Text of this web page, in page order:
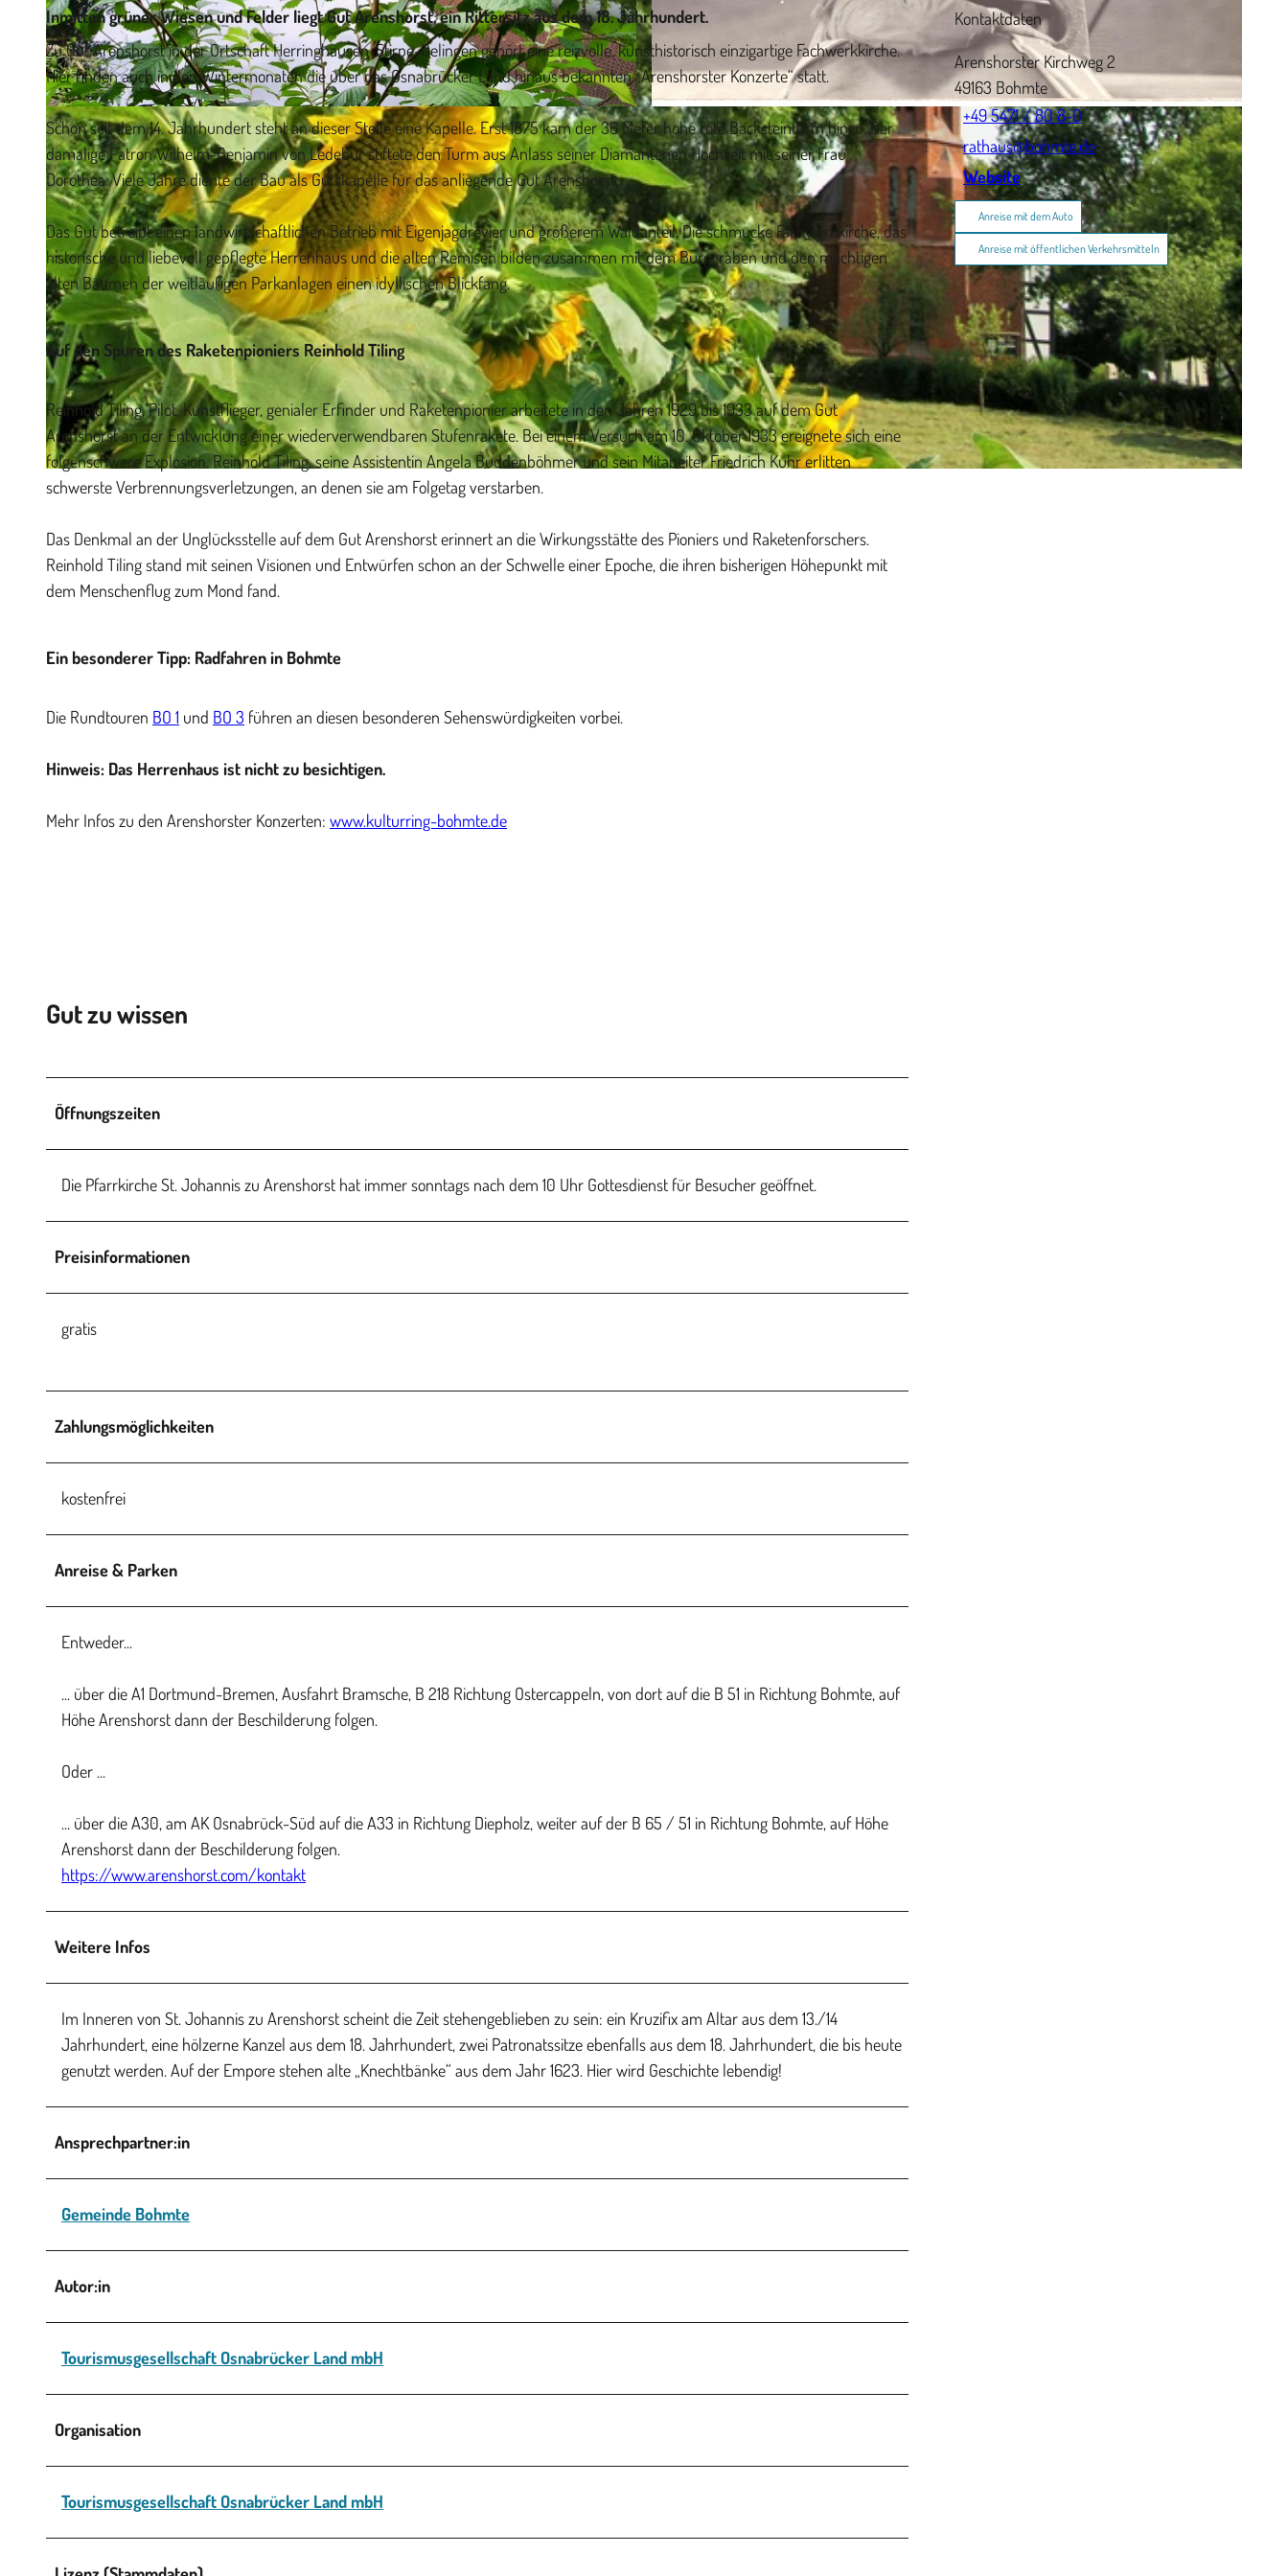
© Herbert Trentmann |CC-BY-SA © Martin Frauenheim | CC-BY-SA
Inmitten grüner Wiesen und Felder liegt Gut Arenshorst, ein Rittersitz aus dem 18. Jahrhundert.
Zu Gut Arenshorst in der Ortschaft Herringhausen-Stirpe-Oelingen gehört eine reizvolle, kunsthistorisch einzigartige Fachwerkkirche.
Hier finden auch in den Wintermonaten die über das Osnabrücker Land hinaus bekannten „Arenshorster Konzerte“ statt.
Schon seit dem 14. Jahrhundert steht an dieser Stelle eine Kapelle. Erst 1875 kam der 36 Meter hohe rote Backsteinturm hinzu. Der
damalige Patron Wilhelm-Benjamin von Ledebur stiftete den Turm aus Anlass seiner Diamantenen Hochzeit mit seiner Frau
Dorothea. Viele Jahre diente der Bau als Gutskapelle für das anliegende Gut Arenshorst.
Das Gut betreibt einen landwirtschaftlichen Betrieb mit Eigenjagdrevier und größerem Waldanteil. Die schmucke Fachwerkkirche, das
historische und liebevoll gepflegte Herrenhaus und die alten Remisen bilden zusammen mit dem Burggraben und den mächtigen
alten Bäumen der weitläufigen Parkanlagen einen idyllischen Blickfang.
Auf den Spuren des Raketenpioniers Reinhold Tiling
Reinhold Tiling, Pilot, Kunstflieger, genialer Erfinder und Raketenpionier arbeitete in den Jahren 1929 bis 1933 auf dem Gut
Arenshorst an der Entwicklung einer wiederverwendbaren Stufenrakete. Bei einem Versuch am 10. Oktober 1933 ereignete sich eine
folgenschwere Explosion. Reinhold Tiling, seine Assistentin Angela Buddenböhmer und sein Mitabeiter Friedrich Kuhr erlitten
schwerste Verbrennungsverletzungen, an denen sie am Folgetag verstarben.
Das Denkmal an der Unglücksstelle auf dem Gut Arenshorst erinnert an die Wirkungsstätte des Pioniers und Raketenforschers.
Reinhold Tiling stand mit seinen Visionen und Entwürfen schon an der Schwelle einer Epoche, die ihren bisherigen Höhepunkt mit
dem Menschenflug zum Mond fand.
Ein besonderer Tipp: Radfahren in Bohmte
Die Rundtouren BO 1 und BO 3 führen an diesen besonderen Sehenswürdigkeiten vorbei.
Hinweis: Das Herrenhaus ist nicht zu besichtigen.
Mehr Infos zu den Arenshorster Konzerten: www.kulturring-bohmte.de
Gut zu wissen
Öffnungszeiten
Die Pfarrkirche St. Johannis zu Arenshorst hat immer sonntags nach dem 10 Uhr Gottesdienst für Besucher geöffnet.
Preisinformationen
gratis
Zahlungsmöglichkeiten
kostenfrei
Anreise & Parken
Entweder...
... über die A1 Dortmund-Bremen, Ausfahrt Bramsche, B 218 Richtung Ostercappeln, von dort auf die B 51 in Richtung Bohmte, auf
Höhe Arenshorst dann der Beschilderung folgen.
Oder ...
... über die A30, am AK Osnabrück-Süd auf die A33 in Richtung Diepholz, weiter auf der B 65 / 51 in Richtung Bohmte, auf Höhe
Arenshorst dann der Beschilderung folgen.
https://www.arenshorst.com/kontakt
Weitere Infos
Im Inneren von St. Johannis zu Arenshorst scheint die Zeit stehengeblieben zu sein: ein Kruzifix am Altar aus dem 13./14
Jahrhundert, eine hölzerne Kanzel aus dem 18. Jahrhundert, zwei Patronatssitze ebenfalls aus dem 18. Jahrhundert, die bis heute
genutzt werden. Auf der Empore stehen alte „Knechtbänke“ aus dem Jahr 1623. Hier wird Geschichte lebendig!
Ansprechpartner:in
Gemeinde Bohmte
Autor:in
Tourismusgesellschaft Osnabrücker Land mbH
Organisation
Tourismusgesellschaft Osnabrücker Land mbH
Kontaktdaten
Arenshorster Kirchweg 2
49163 Bohmte
+49 5471 / 80 8-0
rathaus@bohmte.de
Website
Anreise mit dem Auto
Anreise mit öffentlichen Verkehrsmitteln